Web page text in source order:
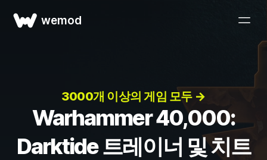
wemod
3000개 이상의 게임 모두 →
Warhammer 40,000:
Darktide 트레이너 및 치트